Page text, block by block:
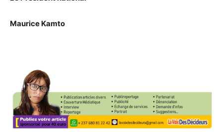
Maurice Kamto